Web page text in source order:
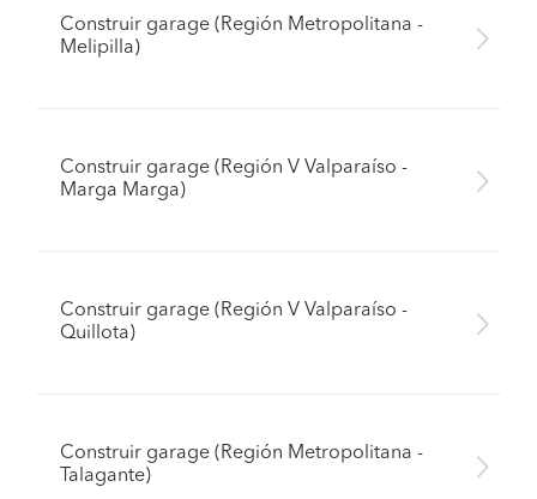
Construir garage (Región Metropolitana -
Melipilla)
Construir garage (Región V Valparaíso -
Marga Marga)
Construir garage (Región V Valparaíso -
Quillota)
Construir garage (Región Metropolitana -
Talagante)